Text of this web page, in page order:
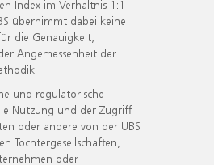
Index im Verhältnis 1:1
übernimmt dabei keine
die Genauigkeit,
Angemessenheit der
und regulatorische
Nutzung und der Zugriff
oder andere von der UBS
Tochtergesellschaften,
oder